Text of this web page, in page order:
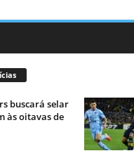
buscará selar
às oitavas de